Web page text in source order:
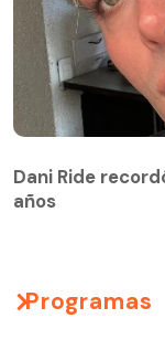
Dani Ride
años
Programas